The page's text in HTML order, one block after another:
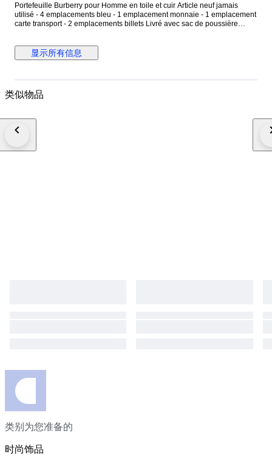
Portefeuille Burberry pour Homme en toile et cuir Article neuf jamais
utilisé - 4 emplacements bleu - 1 emplacement monnaie - 1 emplacement
carte transport - 2 emplacements billets Livré avec sac de poussière
显示所有信息
类似物品
类别为您准备的
时尚饰品